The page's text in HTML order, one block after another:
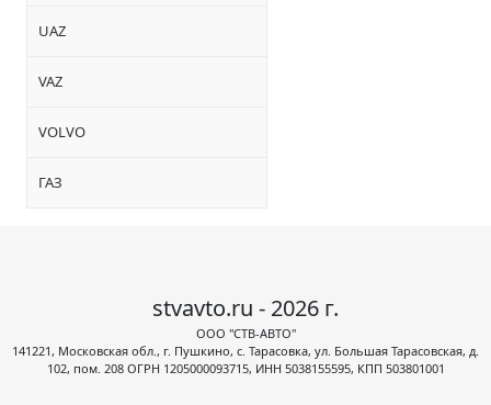
UAZ
VAZ
VOLVO
ГАЗ
stvavto.ru - 2026 г.
ООО "СТВ-АВТО"
141221, Московская обл., г. Пушкино, с. Тарасовка, ул. Большая Тарасовская, д.
102, пом. 208 ОГРН 1205000093715, ИНН 5038155595, КПП 503801001